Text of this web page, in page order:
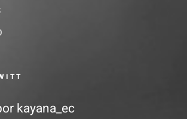
kayana_ec